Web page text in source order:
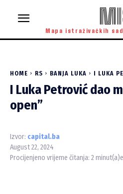
Mapa istraživačkih
HOME RS BANJA LUKA I LUKA
I Luka Petrović dao
open”
Izvor: capital.ba
August 22, 2024
Procijenjeno vrijeme čitanja: 2 minut(a)e